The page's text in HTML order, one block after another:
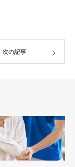
次の記事